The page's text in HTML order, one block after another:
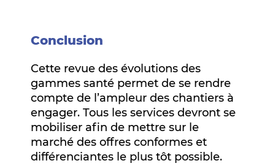
Conclusion
Cette revue des évolutions des
gammes santé permet de se rendre
compte de l’ampleur des chantiers à
engager. Tous les services devront se
mobiliser afin de mettre sur le
marché des offres conformes et
différenciantes le plus tôt possible.